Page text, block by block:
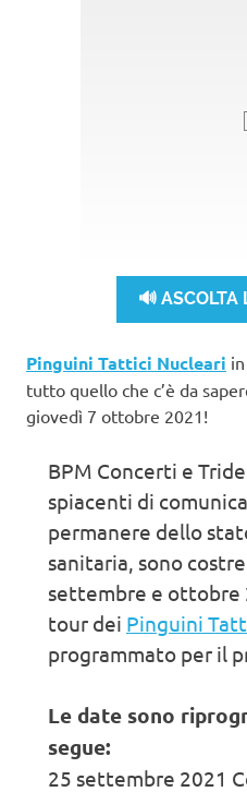
🔊 ASCOLTA
Pinguini Tattici Nucleari
tutto quello che c’è da
giovedì 7 ottobre 2021!
BPM Concerti e
spiacenti di
permanere dello
sanitaria, sono
settembre e ottobre
tour dei Pinguini
programmato per il
Le date sono
segue:
25 settembre 2021